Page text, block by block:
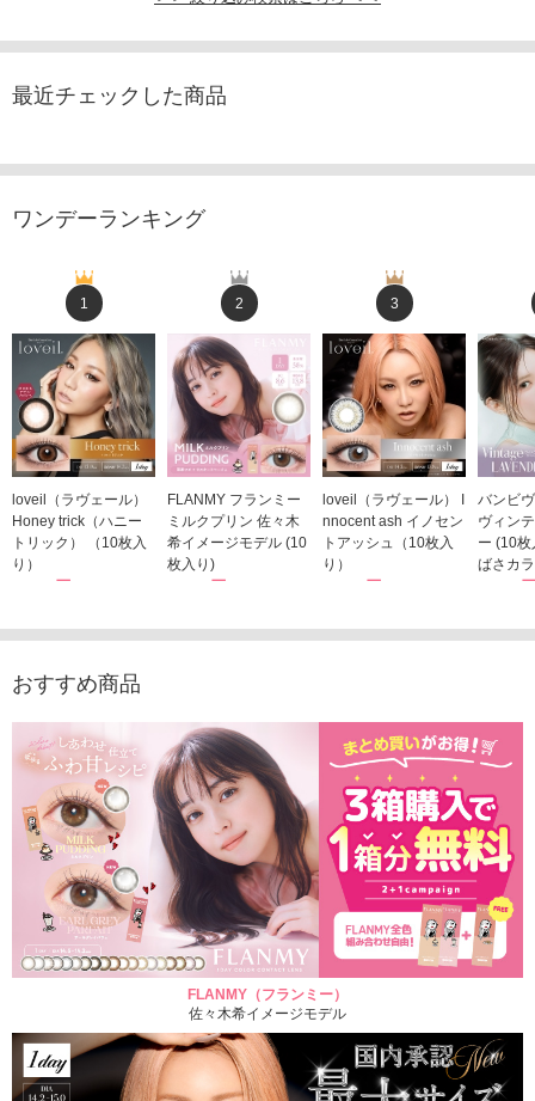
最近チェックした商品
ワンデーランキング
1
loveil（ラヴェール）
Honey trick（ハニー
トリック） （10枚入
り）
1,760円
2
FLANMY フランミー
ミルクプリン 佐々木
希イメージモデル (10
枚入り)
1,815円
3
loveil（ラヴェール） I
nnocent ash イノセン
トアッシュ（10枚入
り）
1,760円
バンビ
ヴィン
ー (10
ばさカ
1,848
おすすめ商品
FLANMY（フランミー）
佐々木希イメージモデル